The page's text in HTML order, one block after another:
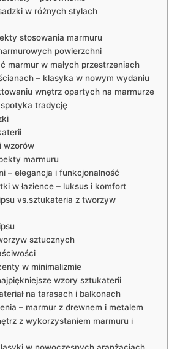
w różnych stylach
stosowania marmuru
powierzchni
marmur w małych przestrzeniach
– klasyka w nowym wydaniu
wnętrz opartych na marmurze
tradycję
wzorów
marmuru
– elegancja i funkcjonalność
w łazience – luksus i komfort
vs.sztukateria z tworzyw
sztucznych
w minimalizmie
wzory sztukaterii
na tarasach i balkonach
– marmur z drewnem i metalem
z wykorzystaniem marmuru i